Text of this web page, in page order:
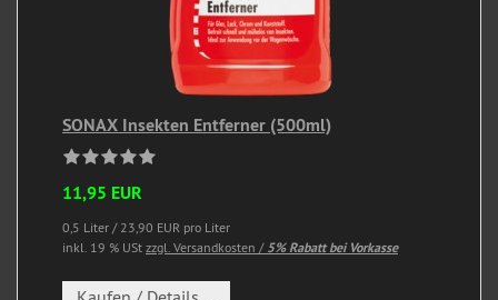
SONAX Insekten Entferner (500ml)
11,95 EUR
0,5 Liter / 23,90 EUR pro Liter
inkl. 19 % USt zzgl. Versandkosten / 5% Rabatt bei Vorkasse